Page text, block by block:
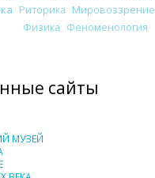
Риторика Мировоззрение
Физика Феноменология
сайты
МУЗЕЙ